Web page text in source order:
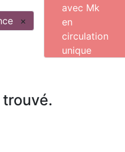
×
avec Mk
en
circulation
unique